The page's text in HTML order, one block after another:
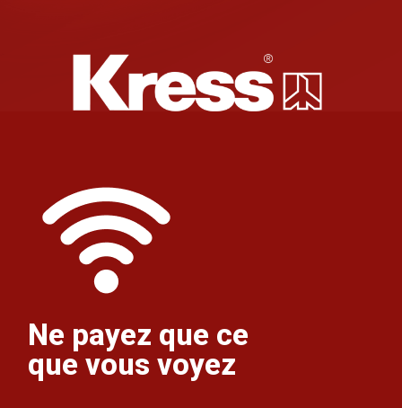
Ne payez que ce
que vous voyez